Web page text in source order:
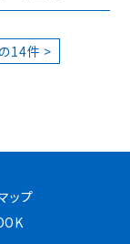
14件 >
ップ